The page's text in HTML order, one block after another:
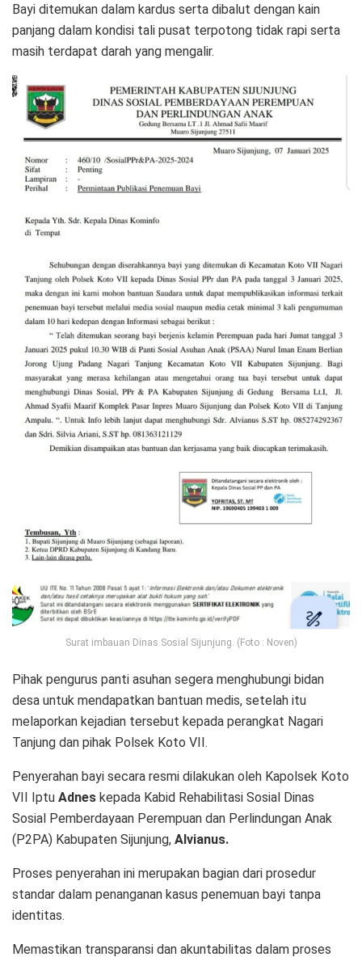
Bayi ditemukan dalam kardus serta dibalut dengan kain
panjang dalam kondisi tali pusat terpotong tidak rapi serta
masih terdapat darah yang mengalir.
Surat imbauan Dinas Sosial Sijunjung. (Foto : Noven)
Pihak pengurus panti asuhan segera menghubungi bidan
desa untuk mendapatkan bantuan medis, setelah itu
melaporkan kejadian tersebut kepada perangkat Nagari
Tanjung dan pihak Polsek Koto VII.
Penyerahan bayi secara resmi dilakukan oleh Kapolsek Koto
VII Iptu Adnes kepada Kabid Rehabilitasi Sosial Dinas
Sosial Pemberdayaan Perempuan dan Perlindungan Anak
(P2PA) Kabupaten Sijunjung, Alvianus.
Proses penyerahan ini merupakan bagian dari prosedur
standar dalam penanganan kasus penemuan bayi tanpa
identitas.
Memastikan transparansi dan akuntabilitas dalam proses